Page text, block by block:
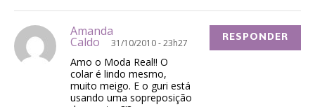
Amanda
Caldo 31/10/2010 - 23h27
Amo o Moda Real!! O
colar é lindo mesmo,
muito meigo. E o guri está
usando uma sopreposição
RESPONDER